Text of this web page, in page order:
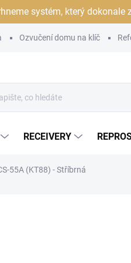
systém, který
Ozvučení domu na klíč
RECEIVERY
55A (KT88) - Stříbrná